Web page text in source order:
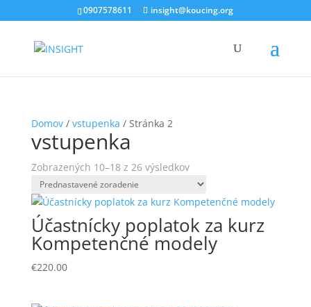
0907578611 insight@koucing.org
Domov/ vstupenka / Stránka 2
vstupenka
Zobrazených 10–18 z 26 výsledkov
Účastnícky poplatok za kurz
Kompetenčné modely
€220.00